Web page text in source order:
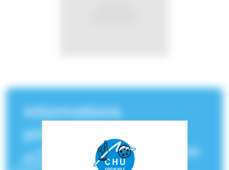
Informations
principales
Service(s) de rattachement :
– Hôpital Couple Enfant